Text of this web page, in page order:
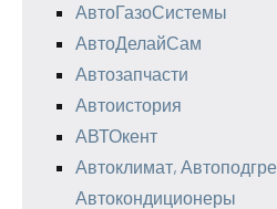
АвтоГазоСистемы
АвтоДелайСам
Автозапчасти
Автоистория
АВТОкент
Автоклимат,
Автокондиционеры